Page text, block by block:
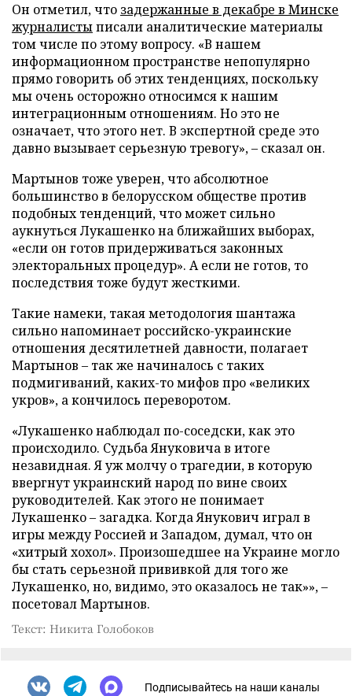
Он отметил, что задержанные в декабре в Минске
журналистыписали аналитические материалы
том числе по этому вопросу. «В нашем
информационном пространстве непопулярно
прямо говорить об этих тенденциях, поскольку
мы очень осторожно относимся к нашим
интеграционным отношениям. Но это не
означает, что этого нет. В экспертной среде это
давно вызывает серьезную тревогу», – сказал он.
Мартынов тоже уверен, что абсолютное
большинство в белорусском обществе против
подобных тенденций, что может сильно
аукнуться Лукашенко на ближайших выборах,
«если он готов придерживаться законных
электоральных процедур». А если не готов, то
последствия тоже будут жесткими.
Такие намеки, такая методология шантажа
сильно напоминает российско-украинские
отношения десятилетней давности, полагает
Мартынов – так же начиналось с таких
подмигиваний, каких-то мифов про «великих
укров», а кончилось переворотом.
«Лукашенко наблюдал по-соседски, как это
происходило. Судьба Януковича в итоге
незавидная. Я уж молчу о трагедии, в которую
ввергнут украинский народ по вине своих
руководителей. Как этого не понимает
Лукашенко – загадка. Когда Янукович играл в
игры между Россией и Западом, думал, что он
«хитрый хохол». Произошедшее на Украине могло
бы стать серьезной прививкой для того же
Лукашенко, но, видимо, это оказалось не так»», –
посетовал Мартынов.
Текст: Никита Голобоков
Подписывайтесь на наши каналы